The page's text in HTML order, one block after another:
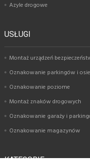
Azyle drogowe
USŁUGI
Montaż urządzeń
Oznakowanie parkingów i
Oznakowanie poziome
Montaż znaków drogowych
Oznakowanie garaży i
Oznakowanie magazynów